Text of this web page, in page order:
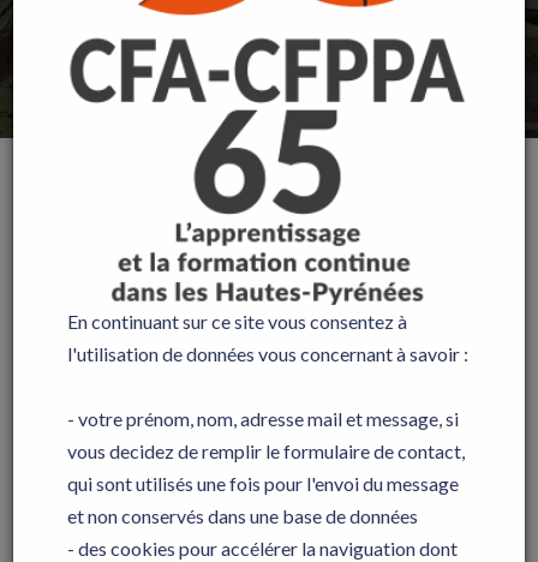
En continuant sur ce site vous consentez à
l'utilisation de données vous concernant à savoir :
- votre prénom, nom, adresse mail et message, si
vous decidez de remplir le formulaire de contact,
qui sont utilisés une fois pour l'envoi du message
et non conservés dans une base de données
- des cookies pour accélérer la naviguation dont
Nous vous accompagnons tout au long de
votre parcours de formation en fonction
de votre situation 2026
Nous vous accompagnons en tant qu'apprenant:
En période de formation:
- en vous proposant un parcours adapté à votre situation
et votre expérience,
- en étant à l'écoute de vos attentes et de vos besoins,
- en vous accompagnant dans vos demandes d'aides
(permis de conduire, équipement, etc.)
Après votre formation, en vous orientant vers une
poursuite d'étude ou en vous aidant à vous insérez
professionnellement.
Consultez les rubriques ci-contre pour obtenir des
informations sur :
handicap